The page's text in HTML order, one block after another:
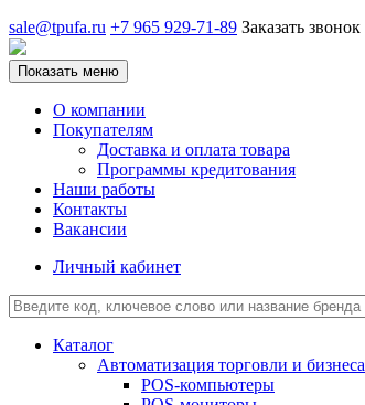
sale@tpufa.ru +7 965 929-71-89 Заказать звонок
Показать меню
О компании
Покупателям
Доставка и оплата товара
Программы кредитования
Наши работы
Контакты
Вакансии
Личный кабинет
Каталог
Автоматизация торговли и бизнеса
POS-компьютеры